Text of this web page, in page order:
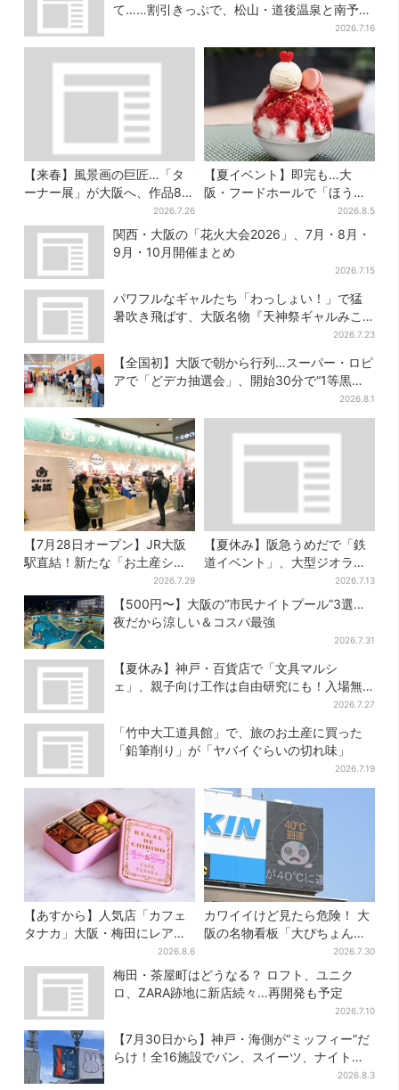
て……割引きっぷで、松山・道後温泉と南予を
2026.7.16
【来春】風景画の巨匠…「タ
ーナー展」が大阪へ、作品80
点以上がロンドンから集結2026.7.26
【夏イベント】即完も…大
阪・フードホールで「ほうせ
き箱」の“限定かき氷”が復
活！一夜限りの盆踊りも
2026.8.5
関西・大阪の「花火大会2026」、7月・8月・
9月・10月開催まとめ
2026.7.15
パワフルなギャルたち「わっしょい！」で猛
暑吹き飛ばす、大阪名物『天神祭ギャルみこ
2026.7.23
【全国初】大阪で朝から行列…スーパー・ロピ
アで「どデカ抽選会」、開始30分で“1等黒毛
2026.8.1
【7月28日オープン】JR大阪
駅直結！新たな「お土産ショ
ップ」、銘菓バラ売りで地元
民の“おやつ調達”にも
2026.7.29
【夏休み】阪急うめだで「鉄
道イベント」、大型ジオラマ
＆運転体験コーナー…豪華ゲ
ストも4人登場
2026.7.13
【500円〜】大阪の“市民ナイトプール”3選…
夜だから涼しい＆コスパ最強
2026.7.31
【夏休み】神戸・百貨店で「文具マルシ
ェ」、親子向け工作は自由研究にも！入場無
2026.7.27
「竹中大工道具館」で、旅のお土産に買った
「鉛筆削り」が「ヤバイぐらいの切れ味」
2026.7.19
【あすから】人気店「カフェ
タナカ」大阪・梅田にレア商
品集結…本店人気パン＆限定
クッキー缶も！ 7日間の夏イ
ベント
2026.8.6
カワイイけど見たら危険！ 大
阪の名物看板「大ぴちょんく
ん」に異変、青→真っ黒に…
2026.7.30
梅田・茶屋町はどうなる？ ロフト、ユニク
ロ、ZARA跡地に新店続々…再開発も予定
2026.7.10
【7月30日から】神戸・海側が“ミッフィー”だ
らけ！全16施設でパン、スイーツ、ナイトマ
2026.8.3